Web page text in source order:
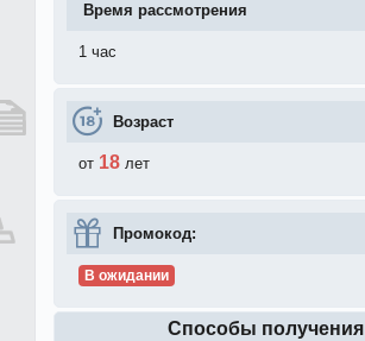
Время рассмотрения
1 час
Возраст
от 18 лет
Промокод:
В ожидании
Способы получения